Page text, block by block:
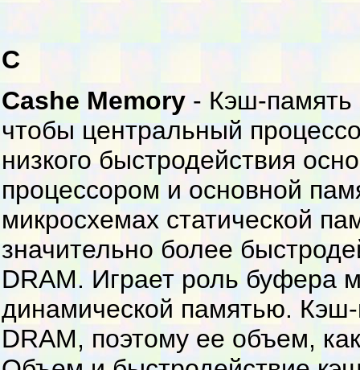
C
Cashe Memory - Кэш-память
чтобы центральный
низкого быстродействия
процессором и основной
микросхемах статической
значительно более
DRAM. Играет роль буфера
динамической памятью.
DRAM, поэтому ее объем,